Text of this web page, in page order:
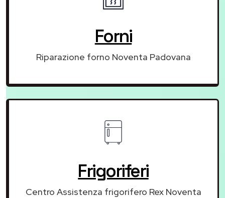
Forni
Riparazione forno Noventa Padovana
Frigoriferi
Centro Assistenza frigorifero Rex Noventa